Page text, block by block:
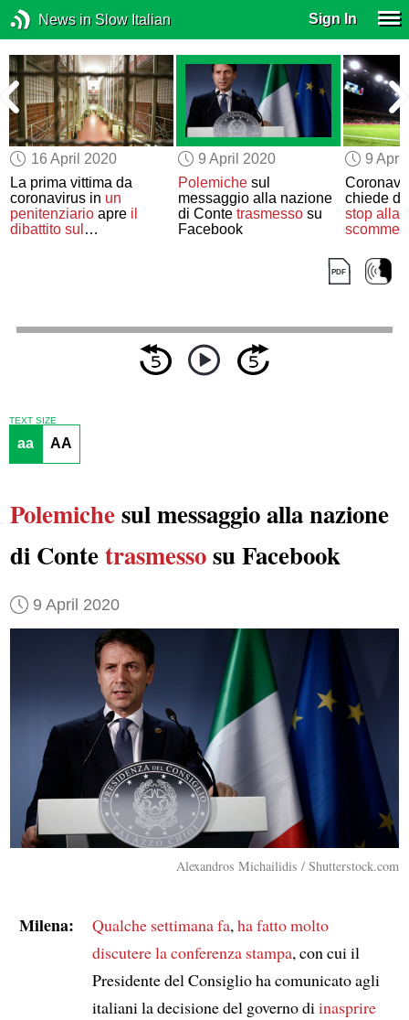
News in Slow Italian Sign In
16 April 2020
La prima vittima da
coronavirus in un
penitenziario apre il
dibattito sul
9 April 2020
Polemichesul
messaggio alla nazione
di Conte trasmessosu
Facebook
9
chiede
stop alla
TEXT SIZE
aa AA
Polemichesul messaggio alla nazione
di Contetrasmessosu Facebook
9 April 2020
Alexandros Michailidis / Shutterstock.com
Milena: Qualche settimana fa, ha fatto molto
discuterela conferenza stampa, con cui il
Presidente del Consiglio ha comunicato agli
italiani la decisione del governo di inasprire